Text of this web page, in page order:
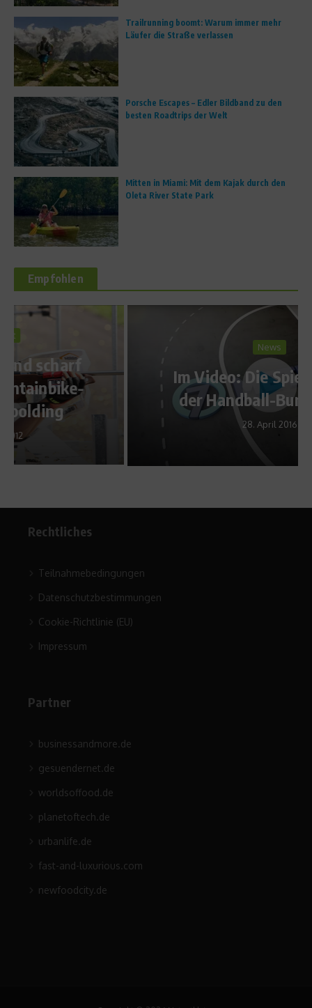
Trailrunning boomt: Warum immer mehr
Läufer die Straße verlassen
Porsche Escapes – Edler Bildband zu den
besten Roadtrips der Welt
Mitten in Miami: Mit dem Kajak durch den
Oleta River State Park
Empfohlen
Im Video: Die Spielberichte
der Handball-Bundesliga.
Rechtliches
Teilnahmebedingungen
Datenschutzbestimmungen
Cookie-Richtlinie (EU)
Impressum
Partner
businessandmore.de
gesuendernet.de
worldsoffood.de
planetoftech.de
urbanlife.de
fast-and-luxurious.com
newfoodcity.de